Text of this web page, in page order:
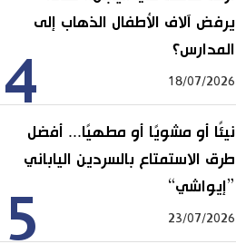
4
يرفض آلاف الأطفال الذهاب إلى
المدارس؟
18/07/2026
5
نيئًا أو مشويًا أو مطهيًا... أفضل
طرق الاستمتاع بالسردين الياباني
”إيواشي“
23/07/2026